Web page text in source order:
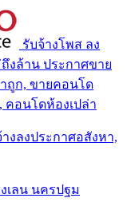
รับจ้างโพส ลง
งล้าน ประกาศขาย
ถูก, ขายคอนโด
คอนโดห้องเปล่า
งลงประกาศอสังหา,
เลน นครปฐม